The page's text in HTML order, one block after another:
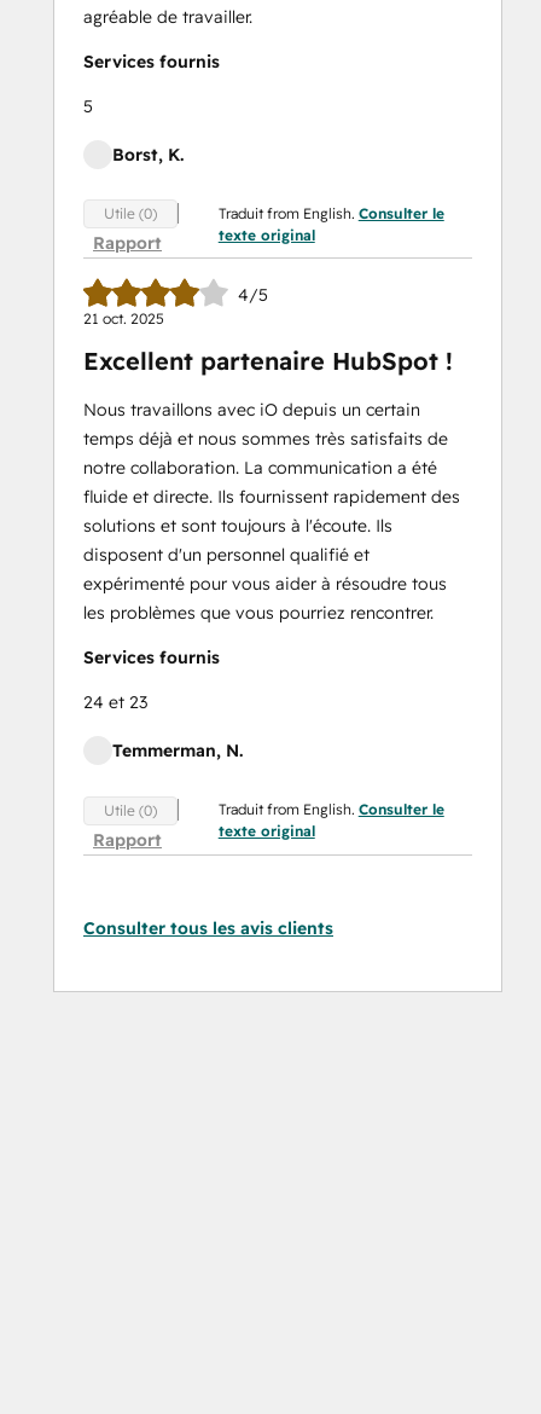
agréable de travailler.
Services fournis
5
Borst, K.
Utile (0)
Rapport
Traduit from English. Consulter le
texte original
4/5
21 oct. 2025
Excellent partenaire HubSpot !
Nous travaillons avec iO depuis un certain
temps déjà et nous sommes très satisfaits de
notre collaboration. La communication a été
fluide et directe. Ils fournissent rapidement des
solutions et sont toujours à l'écoute. Ils
disposent d'un personnel qualifié et
expérimenté pour vous aider à résoudre tous
les problèmes que vous pourriez rencontrer.
Services fournis
24 et 23
Temmerman, N.
Utile (0)
Rapport
Traduit from English. Consulter le
texte original
Consulter tous les avis clients